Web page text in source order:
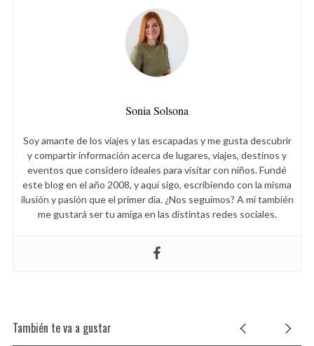
Sonia Solsona
Soy amante de los viajes y las escapadas y me gusta descubrir
y compartir información acerca de lugares, viajes, destinos y
eventos que considero ideales para visitar con niños. Fundé
este blog en el año 2008, y aquí sigo, escribiendo con la misma
ilusión y pasión que el primer día. ¿Nos seguimos? A mí también
me gustará ser tu amiga en las distintas redes sociales.
También te va a gustar